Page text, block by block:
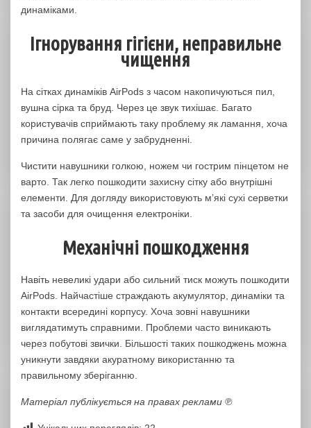
динаміками.
Ігнорування гігієни, неправильне
чищення
На сітках динаміків AirPods з часом накопичуються пил,
вушна сірка та бруд. Через це звук тихішає. Багато
користувачів сприймають таку проблему як ламання, хоча
причина полягає саме у забрудненні.
Чистити навушники голкою, ножем чи гострим пінцетом не
варто. Так легко пошкодити захисну сітку або внутрішні
елементи. Для догляду використовують м’які сухі серветки
та засоби для очищення електроніки.
Механічні пошкодження
Навіть невеликі удари або сильний тиск можуть пошкодити
AirPods. Найчастіше страждають акумулятор, динаміки та
контакти всередині корпусу. Хоча зовні навушники
виглядатимуть справними. Проблеми часто виникають
через побутові звички. Більшості таких пошкоджень можна
уникнути завдяки акуратному використанню та
правильному зберіганню.
Матеріал публікується на правах реклами ℗